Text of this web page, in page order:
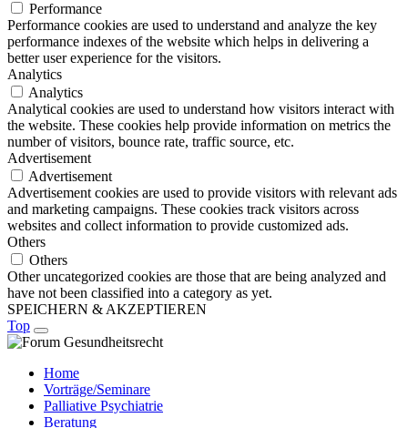
Performance
Performance cookies are used to understand and analyze the key
performance indexes of the website which helps in delivering a
better user experience for the visitors.
Analytics
Analytics
Analytical cookies are used to understand how visitors interact with
the website. These cookies help provide information on metrics the
number of visitors, bounce rate, traffic source, etc.
Advertisement
Advertisement
Advertisement cookies are used to provide visitors with relevant ads
and marketing campaigns. These cookies track visitors across
websites and collect information to provide customized ads.
Others
Others
Other uncategorized cookies are those that are being analyzed and
have not been classified into a category as yet.
SPEICHERN & AKZEPTIEREN
Top
Home
Vorträge/Seminare
Palliative Psychiatrie
Beratung